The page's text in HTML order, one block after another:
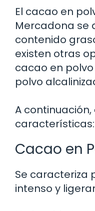
El cacao en
Mercadona se
contenido
existen otras
cacao en
polvo
A
características:
Cacao en
Se caracteriza
intenso y